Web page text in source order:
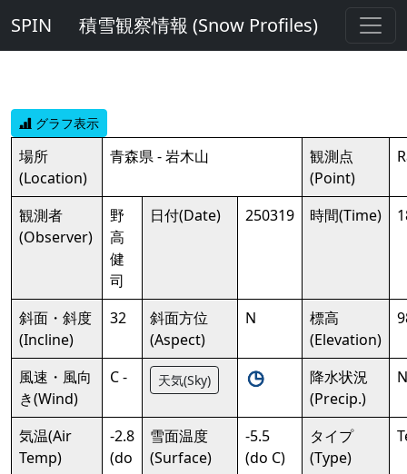
SPIN 積雪観察情報 (Snow Profiles)
グラフ表示
場所
(Location)
青森県 - 岩木山
観測点
(Point)
観測者
(Observer)
野
高
健
司
日付(Date) 250319 時間(Time)
斜面・斜度
(Incline)
32
斜面方位
(Aspect)
N
標高
(Elevation)
風速・風向
き(Wind)
C - 天気(Sky)
降水状況
(Precip.)
気温(Air
Temp)
-2.8
(do
雪面温度
(Surface)
-5.5
(do C)
タイプ
(Type)